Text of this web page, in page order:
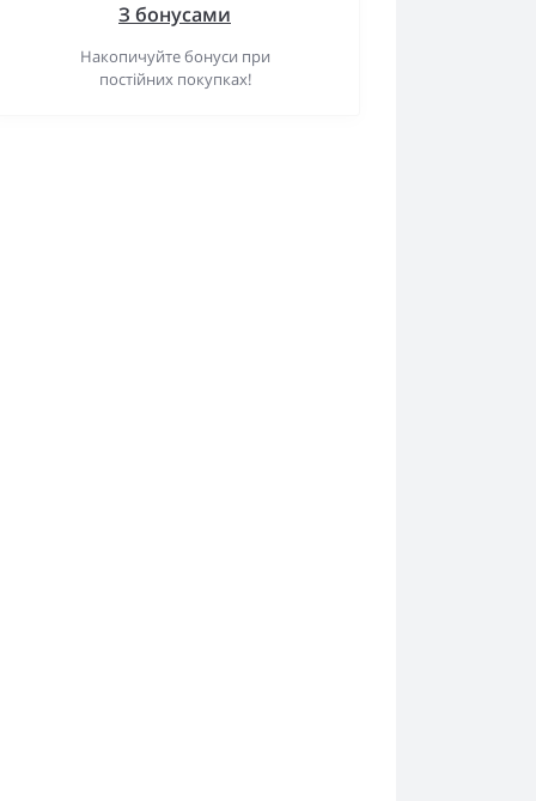
З бонусами
Накопичуйте бонуси при
постійних покупках!